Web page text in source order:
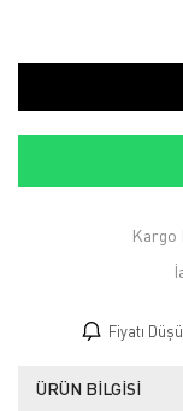
Kargo
Fiyatı
ÜRÜN BILGISI